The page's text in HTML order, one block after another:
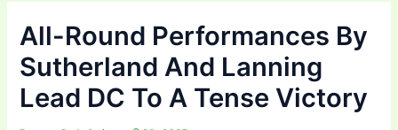
All-Round Performances By
Sutherland And Lanning
Lead DC To A Tense Victory